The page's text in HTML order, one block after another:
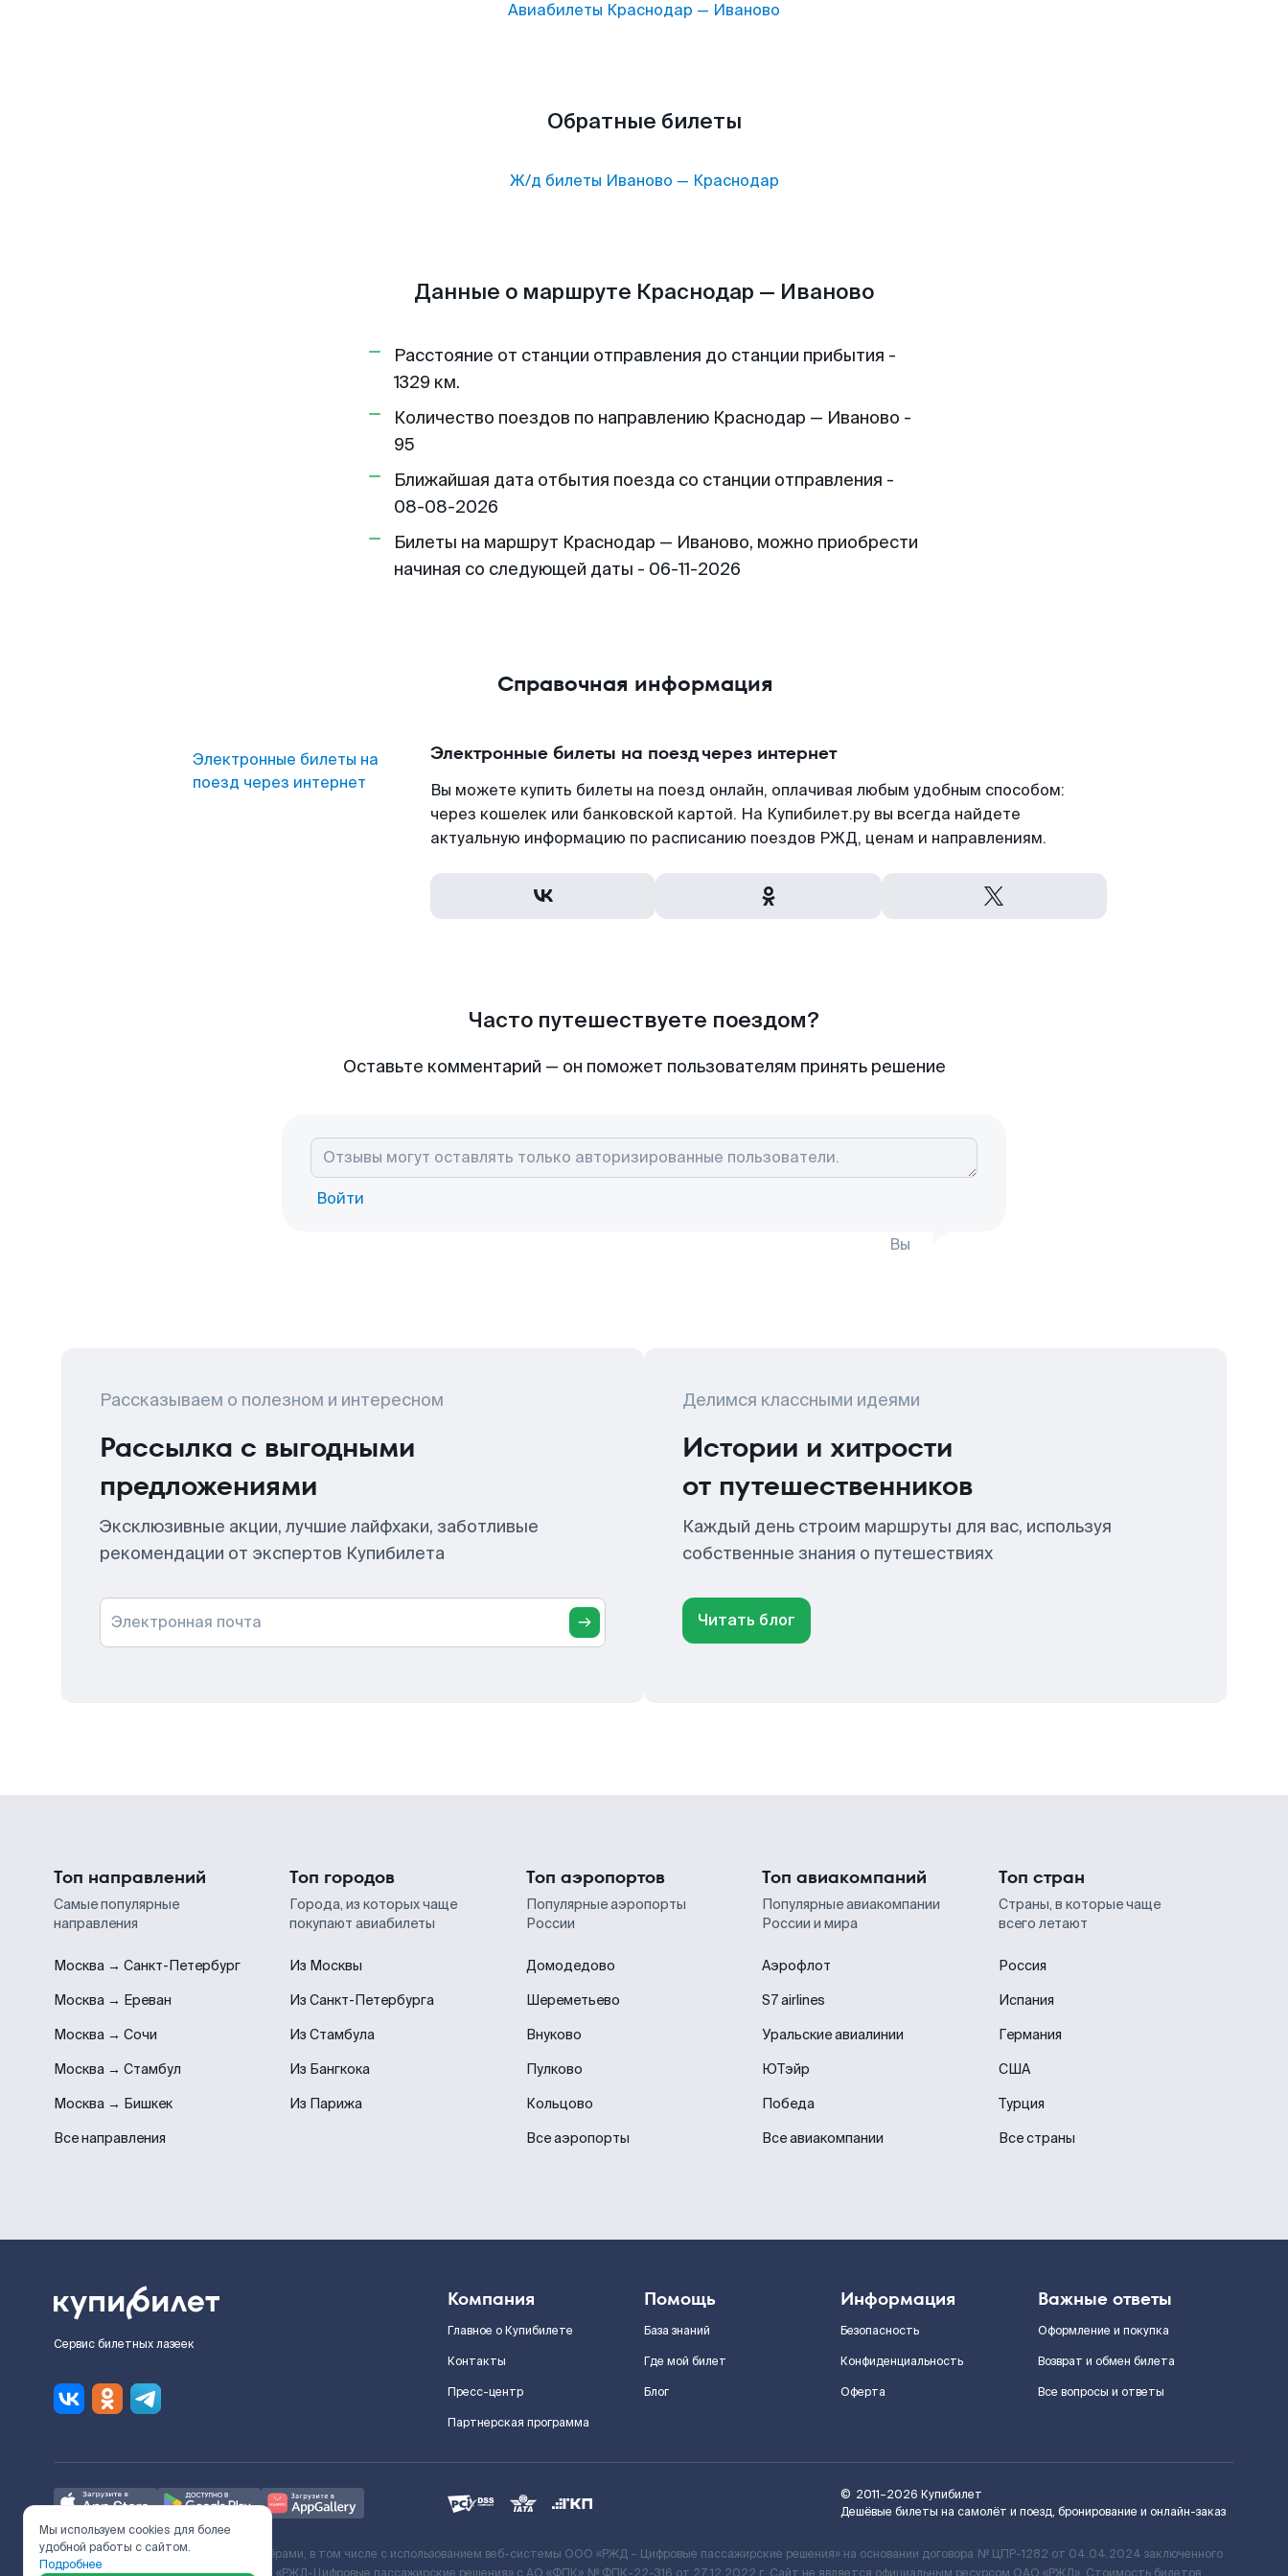
Авиабилеты Краснодар — Иваново
Обратные билеты
Ж/д билеты Иваново — Краснодар
Данные о маршруте Краснодар — Иваново
Расстояние от станции отправления до станции прибытия -
1329 км.
Количество поездов по направлению Краснодар — Иваново -
95
Ближайшая дата отбытия поезда со станции отправления -
08-08-2026
Билеты на маршрут Краснодар — Иваново, можно приобрести
начиная со следующей даты - 06-11-2026
Справочная информация
Электронные билеты на
поезд через интернет
Электронные билеты на поезд через интернет
Вы можете купить билеты на поезд онлайн, оплачивая любым удобным способом:
через кошелек или банковской картой. На Купибилет.ру вы всегда найдете
актуальную информацию по расписанию поездов РЖД, ценам и направлениям.
Часто путешествуете поездом?
Оставьте комментарий — он поможет пользователям принять решение
Войти
Вы
Рассказываем о полезном и интересном
Рассылка с выгодными
предложениями
Эксклюзивные акции, лучшие лайфхаки, заботливые
рекомендации от экспертов Купибилета
Электронная почта
Делимся классными идеями
Истории и хитрости
от путешественников
Каждый день строим маршруты для вас, используя
собственные знания о путешествиях
Читать блог
Топ направлений
Самые популярные
направления
Москва → Санкт-Петербург
Москва → Ереван
Москва → Сочи
Москва → Стамбул
Москва → Бишкек
Все направления
Топ городов
Города, из которых чаще
покупают авиабилеты
Из Москвы
Из Санкт-Петербурга
Из Стамбула
Из Бангкока
Из Парижа
Топ аэропортов
Популярные аэропорты
России
Домодедово
Шереметьево
Внуково
Пулково
Кольцово
Все аэропорты
Топ авиакомпаний
Популярные авиакомпании
России и мира
Аэрофлот
S7 airlines
Уральские авиалинии
ЮТэйр
Победа
Все авиакомпании
Топ стран
Страны, в которые чаще
всего летают
Россия
Испания
Германия
США
Турция
Все страны
Сервис билетных лазеек
Компания
Главное о Купибилете
Контакты
Пресс-центр
Партнерская программа
Помощь
База знаний
Где мой билет
Блог
Информация
Безопасность
Конфиденциальность
Оферта
Важные ответы
Оформление и покупка
Возврат и обмен билета
Все вопросы и ответы
© 2011–2026 Купибилет
Дешёвые билеты на самолёт и поезд, бронирование и онлайн-заказ
Ж/Д билеты предоставляются партнёрами, в том числе с использованием веб-системы ООО «РЖД – Цифровые пассажирские решения» на основании договора № ЦПР-1282 от 04.04.2024 заключенного
Мы используем cookies для более
удобной работы с сайтом.
Подробнее